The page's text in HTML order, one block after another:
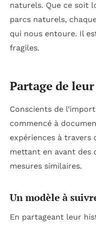
naturels. Que ce soit
parcs naturels,
qui nous entoure. Il
fragiles.
Partage de
Conscients de
commencé à
expériences à travers
mettant en avant des
mesures similaires.
Un modèle à
En partageant leur